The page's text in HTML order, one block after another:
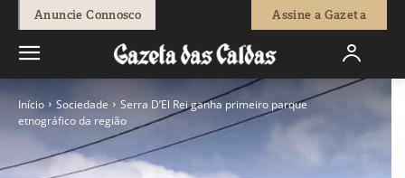
Anuncie Connosco Assine a Gazeta
Início Sociedade
Serra D’El Rei ganha primeiro parque
etnográfico da região